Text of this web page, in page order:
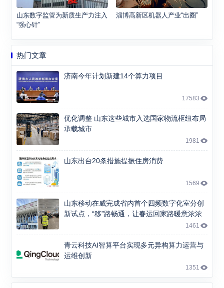
山东数字监管为新质生产力注入
“强心针”
淄博高新区机器人产业“出圈”
热门文章
济南今年计划新建14个算力项目
17583
优化调整 山东这些城市入选国家物流枢纽布局
承载城市
1981
山东出台20条措施提振住房消费
1569
山东移动在威完成省内首个四频数字化室分创
新试点，“移”路畅通，让春运回家路暖意浓浓
1461
青云科技AI智算平台实现多元异构算力运营与
运维创新
1351